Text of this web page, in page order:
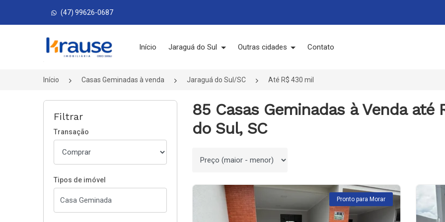
(47) 99626-0687
Página inicial
Início Jaraguá do Sul Outras cidades Contato
Início Casas Geminadas à venda Jaraguá do Sul/SC Até R$ 430 mil
Filtrar
Transação
Tipos de imóvel
85 Casas Geminadas à Venda até
do Sul, SC
Ordenar por
Pronto para Morar